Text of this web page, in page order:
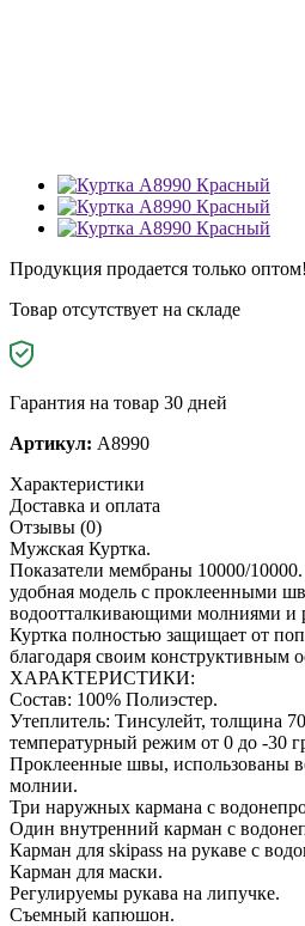
Продукция продается только оптом!
Товар отсутствует на складе
Гарантия на товар 30 дней
Артикул: A8990
Характеристики
Доставка и оплата
Отзывы (0)
Мужская Куртка.
Показатели мембраны 10000/
удобная модель с проклеенными
водоотталкивающими молниями и
Куртка полностью защищает от
благодаря своим конструктивным
ХАРАКТЕРИСТИКИ:
Состав: 100% Полиэстер.
Утеплитель: Тинсулейт, толщина
температурный режим от 0 до -30
Проклеенные швы, использованы
молнии.
Три наружных кармана с
Один внутренний карман с
Карман для skipass на рукаве с
Карман для маски.
Регулируемы рукава на липучке.
Съемный капюшон.